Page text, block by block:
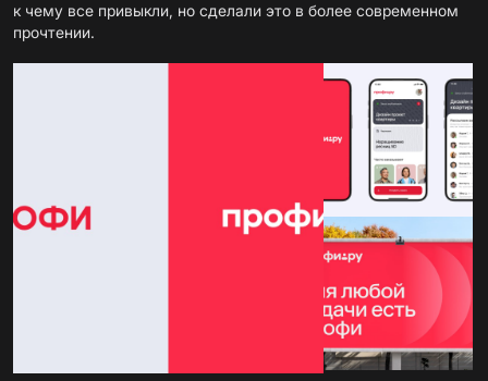
к чему все привыкли, но сделали это в более современном
прочтении.